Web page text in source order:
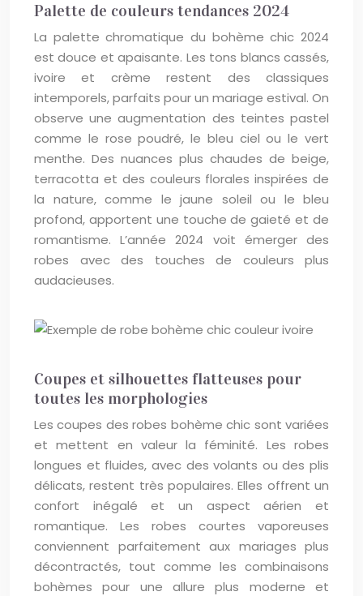
Palette de couleurs tendances 2024
La palette chromatique du bohème chic 2024
est douce et apaisante. Les tons blancs cassés,
ivoire et crème restent des classiques
intemporels, parfaits pour un mariage estival. On
observe une augmentation des teintes pastel
comme le rose poudré, le bleu ciel ou le vert
menthe. Des nuances plus chaudes de beige,
terracotta et des couleurs florales inspirées de
la nature, comme le jaune soleil ou le bleu
profond, apportent une touche de gaieté et de
romantisme. L’année 2024 voit émerger des
robes avec des touches de couleurs plus
audacieuses.
Coupes et silhouettes flatteuses pour
toutes les morphologies
Les coupes des robes bohème chic sont variées
et mettent en valeur la féminité. Les robes
longues et fluides, avec des volants ou des plis
délicats, restent très populaires. Elles offrent un
confort inégalé et un aspect aérien et
romantique. Les robes courtes vaporeuses
conviennent parfaitement aux mariages plus
décontractés, tout comme les combinaisons
bohèmes pour une allure plus moderne et